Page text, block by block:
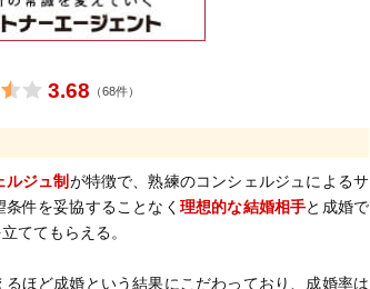
3.68 （68件）
ルジュ制 が特徴で、熟練のコンシェルジュによるサ
件を妥協することなく 理想的な結婚相手と成婚で
ててもらえる。
ほど成婚という結果にこだわっており、成婚率は